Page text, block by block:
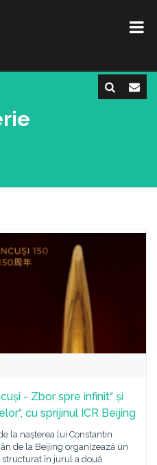
- Zbor spre infinit“ și
cu sprijinul ICR Beijing
la nașterea lui Constantin
de la Beijing organizează un
în jurul a două